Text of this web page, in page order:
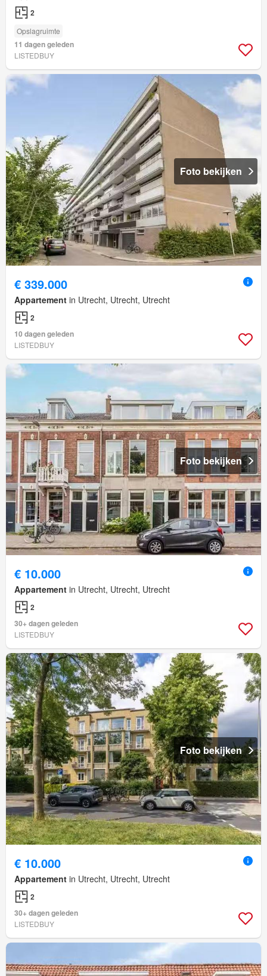
2
Opslagruimte
11 dagen geleden
LISTEDBUY
Foto bekijken
€ 339.000
Appartement in Utrecht, Utrecht, Utrecht
2
10 dagen geleden
LISTEDBUY
Foto bekijken
€ 10.000
Appartement in Utrecht, Utrecht, Utrecht
2
30+ dagen geleden
LISTEDBUY
Foto bekijken
€ 10.000
Appartement in Utrecht, Utrecht, Utrecht
2
30+ dagen geleden
LISTEDBUY